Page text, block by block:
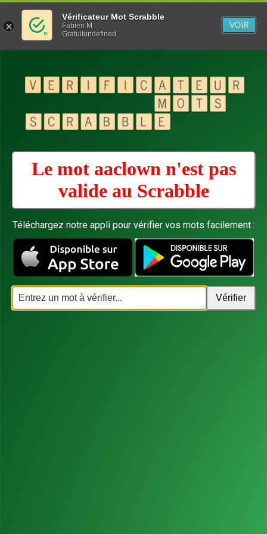
Le mot aaclown n'est pas
valide au Scrabble
Téléchargez notre appli pour vérifier vos mots facilement :
Vérificateur Mot Scrabble
Fabien M
Gratuitundefined
VOIR